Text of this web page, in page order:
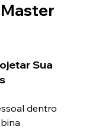
Sua
dentro